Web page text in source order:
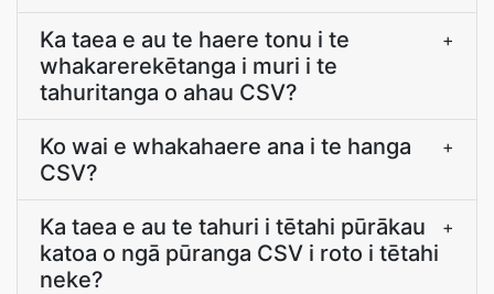
Ka taea e au te haere tonu i te
whakarerekētanga i muri i te
tahuritanga o ahau CSV?
+
Ko wai e whakahaere ana i te hanga
CSV?
+
Ka taea e au te tahuri i tētahi pūrākau
katoa o ngā pūranga CSV i roto i tētahi
neke?
+